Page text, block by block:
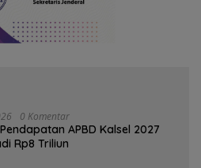
0 Komentar
APBD Kalsel 2027
Rp8 Triliun